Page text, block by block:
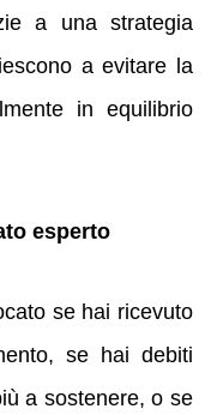
a una strategia
a evitare la
in equilibrio
esperto
se hai ricevuto
se hai debiti
a sostenere, o se